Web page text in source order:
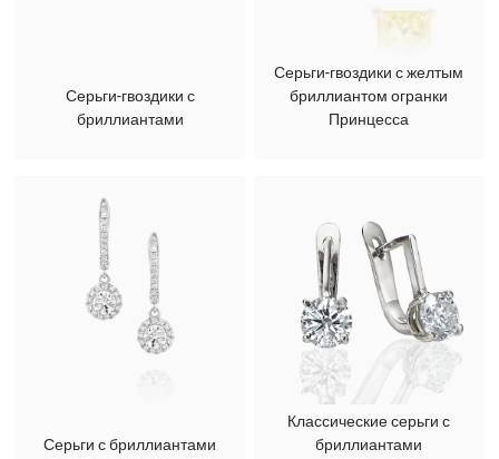
Серьги-гвоздики с
бриллиантами
Серьги-гвоздики с желтым
бриллиантом огранки
Принцесса
Серьги с бриллиантами
Классические серьги с
бриллиантами